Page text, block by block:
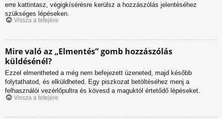
erre kattintasz, végigkísérésre kerülsz a hozzászólás jelentéséhez
szükséges lépéseken.
Vissza a tetejére
Mire való az „Elmentés” gomb hozzászólás
küldésénél?
Ezzel elmentheted a még nem befejezett üzeneted, majd később
folytathatod, és elküldheted. Egy piszkozat betöltéséhez menj a
felhasználói vezérlőpultra és kövesd a maguktól értetődő lépéseket.
Vissza a tetejére